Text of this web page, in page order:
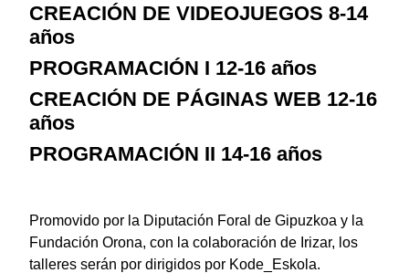
CREACIÓN DE VIDEOJUEGOS 8-14
años
PROGRAMACIÓN I 12-16 años
CREACIÓN DE PÁGINAS WEB 12-16
años
PROGRAMACIÓN II 14-16 años
Promovido por la Diputación Foral de Gipuzkoa y la
Fundación Orona, con la colaboración de Irizar, los
talleres serán por dirigidos por Kode_Eskola.